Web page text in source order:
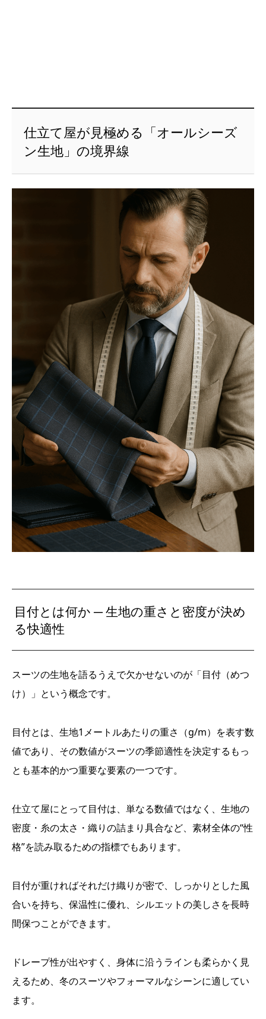
仕立て屋が見極める「オールシーズ
ン生地」の境界線
目付とは何か ─ 生地の重さと密度が決め
る快適性
スーツの生地を語るうえで欠かせないのが「目付（めつ
け）」という概念です。
目付とは、生地1メートルあたりの重さ（g/m）を表す数
値であり、その数値がスーツの季節適性を決定するもっ
とも基本的かつ重要な要素の一つです。
仕立て屋にとって目付は、単なる数値ではなく、生地の
密度・糸の太さ・織りの詰まり具合など、素材全体の“性
格”を読み取るための指標でもあります。
目付が重ければそれだけ織りが密で、しっかりとした風
合いを持ち、保温性に優れ、シルエットの美しさを長時
間保つことができます。
ドレープ性が出やすく、身体に沿うラインも柔らかく見
えるため、冬のスーツやフォーマルなシーンに適してい
ます。